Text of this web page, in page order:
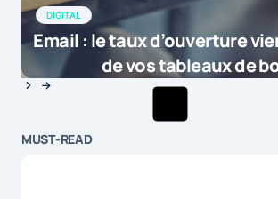
DIGITAL
Email : le taux d’ouverture
de vos tableaux de
MUST-READ